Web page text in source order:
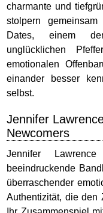
charmante und
stolpern
Dates, einem
unglücklichen
emotionalen
einander besser
selbst.
Jennifer
Newcomers
Jennifer
beeindruckende
überraschender
Authentizität, die den